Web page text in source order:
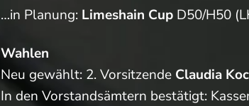
…in Planung: Limeshain Cup D50/H50
Wahlen
Neu gewählt: 2. Vorsitzende Claudia
In den Vorstandsämtern bestätigt: